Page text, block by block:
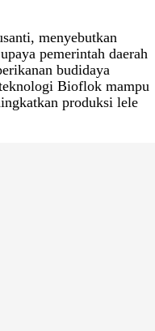
menyebutkan
pemerintah daerah
budidaya
Bioflok mampu
produksi lele